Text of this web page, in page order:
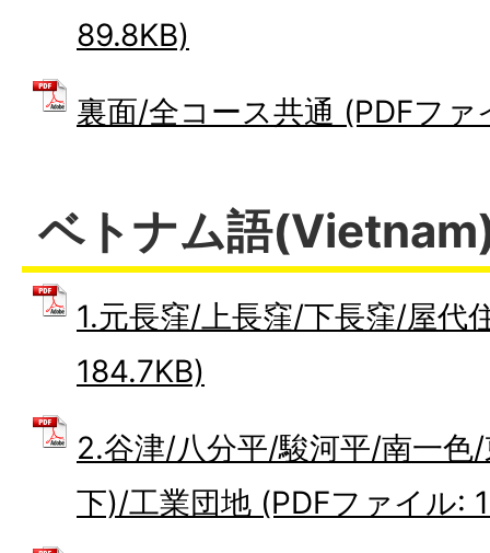
89.8KB)
裏面/全コース共通 (PDFフ
ベトナム語
1.元長窪/上長窪/下長窪/屋代
184.7KB)
2.谷津/八分平/駿河平/南一色
下)/工業団地 (PDFファイル: